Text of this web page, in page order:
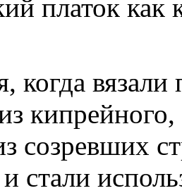
платок
когда вязали
созревших
стали